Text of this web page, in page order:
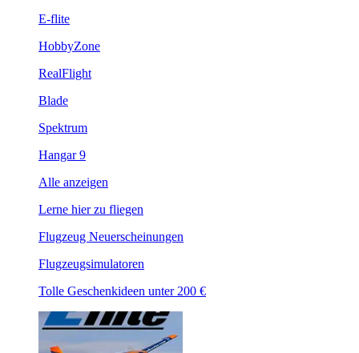
E-flite
HobbyZone
RealFlight
Blade
Spektrum
Hangar 9
Alle anzeigen
Lerne hier zu fliegen
Flugzeug Neuerscheinungen
Flugzeugsimulatoren
Tolle Geschenkideen unter 200 €